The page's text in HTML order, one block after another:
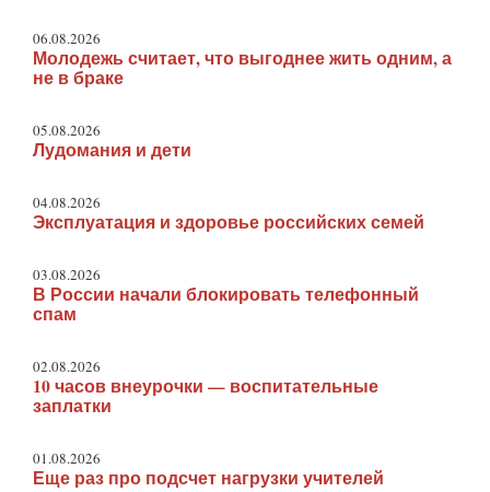
06.08.2026
Молодежь считает, что выгоднее жить одним, а
не в браке
05.08.2026
Лудомания и дети
04.08.2026
Эксплуатация и здоровье российских семей
03.08.2026
В России начали блокировать телефонный
спам
02.08.2026
10 часов внеурочки — воспитательные
заплатки
01.08.2026
Еще раз про подсчет нагрузки учителей